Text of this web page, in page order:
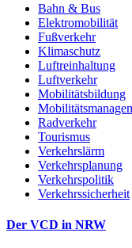
Bahn & Bus
Elektromobilität
Fußverkehr
Klimaschutz
Luftreinhaltung
Luftverkehr
Mobilitätsbildung
Radverkehr
Tourismus
Verkehrslärm
Verkehrsplanung
Verkehrspolitik
Verkehrssicherheit
Der VCD in NRW